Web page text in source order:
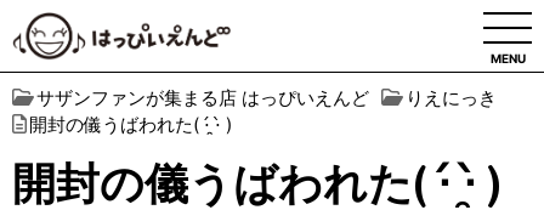
MENU
サザンファンが集まる店 はっぴいえんど
りえにっき
開封の儀うばわれた( ⋅́ ̯⋅̀ )
開封の儀うばわれた( ⋅́ ̯⋅̀ )